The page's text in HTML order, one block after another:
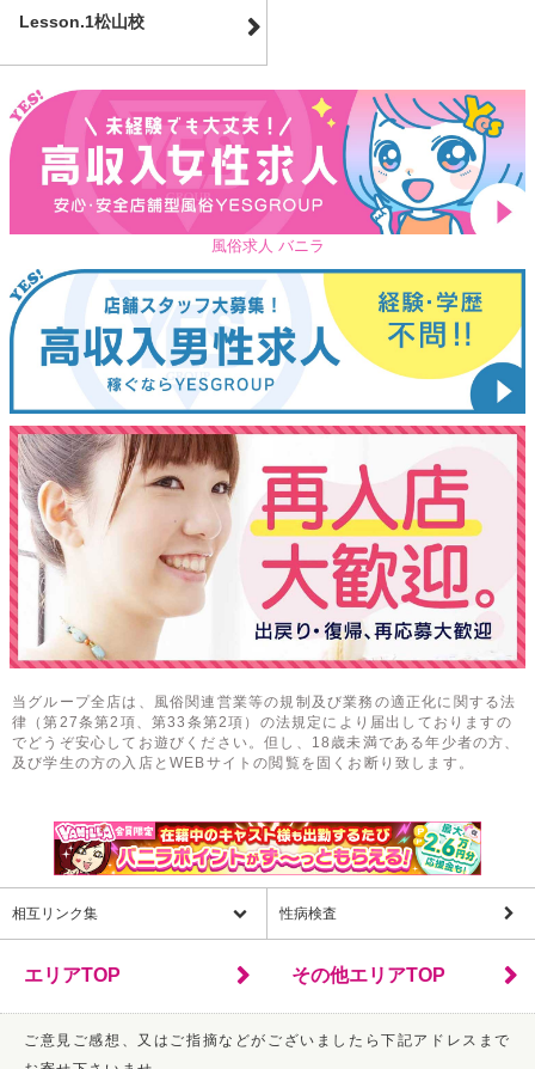
Lesson.1松山校
風俗求人 バニラ
当グループ全店は、風俗関連営業等の規制及び業務の適正化に関する法
律（第27条第2項、第33条第2項）の法規定により届出しておりますの
でどうぞ安心してお遊びください。但し、18歳未満である年少者の方、
及び学生の方の入店とWEBサイトの閲覧を固くお断り致します。
相互リンク集 性病検査
エリアTOP その他エリアTOP
ご意見ご感想、又はご指摘などがございましたら下記アドレスまで